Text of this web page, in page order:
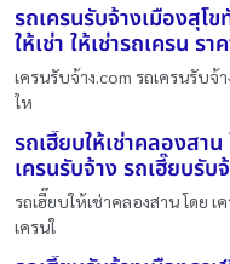
รถเครนรับจ้างเมืองสุโ
ให้เช่า ให้เช่ารถเครน รา
เครนรับจ้าง.com รถเครนรับจ้
ให
รถเฮี๊ยบให้เช่าคลองสา
เครนรับจ้าง รถเฮี๊ยบรับ
รถเฮี๊ยบให้เช่าคลองสาน โดย
เครนใ